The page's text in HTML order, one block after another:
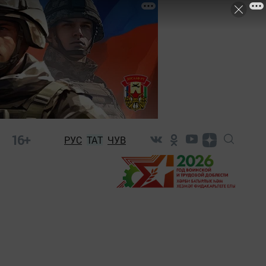
16+ РУС ТАТ ЧУВ